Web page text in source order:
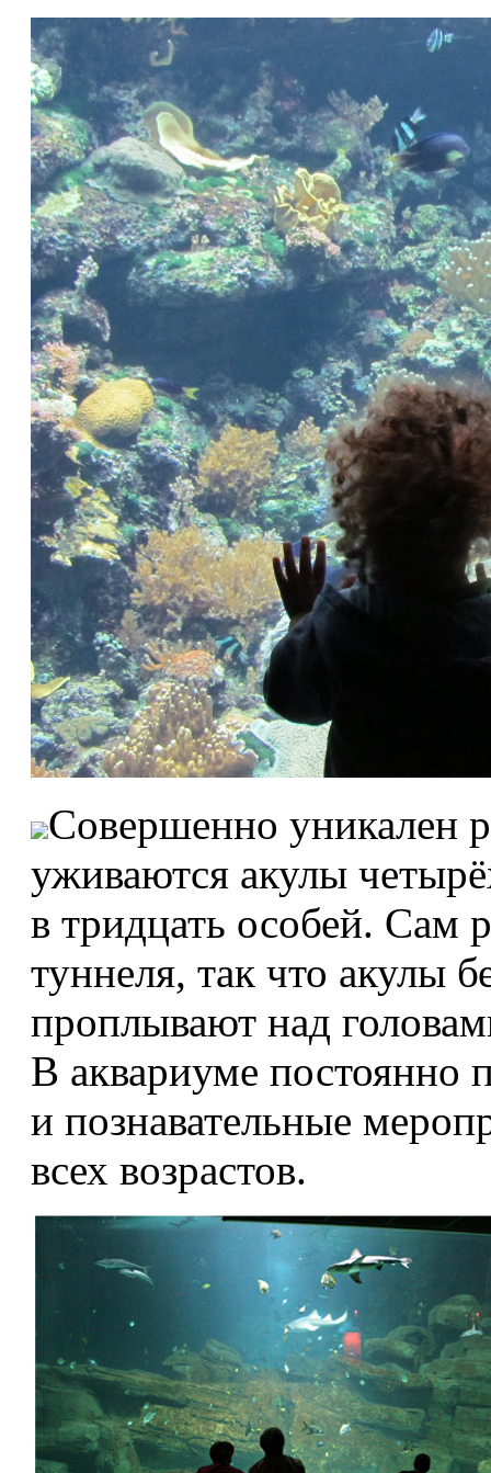
Совершенно уникален
уживаются акулы
в тридцать особей. Сам
туннеля, так что акулы
проплывают над
В аквариуме постоянно
и познавательные
всех возрастов.